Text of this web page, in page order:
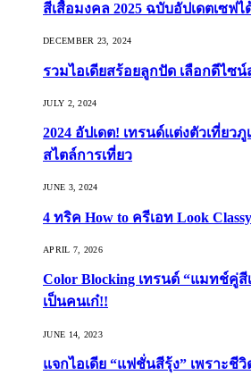
สีเสื้อมงคล 2025 ฉบับอัปเดตเซฟไ
DECEMBER 23, 2024
รวมไอเดียสร้อยลูกปัด เลือกดีไซ
JULY 2, 2024
2024 อัปเดต! เทรนด์แต่งตัวเที่ยว
สไตล์การเที่ยว
JUNE 3, 2024
4 ทริค How to ครีเอท Look
APRIL 7, 2026
Color Blocking เทรนด์ “แมทช์คู่สี
เป็นคนเก๋!!
JUNE 14, 2023
แจกไอเดีย “แฟชั่นสีรุ้ง” เพราะชี